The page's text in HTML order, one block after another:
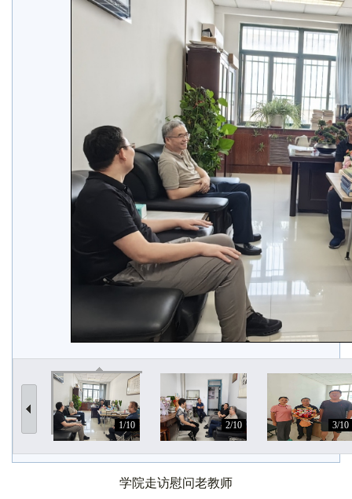
1/10 2/10 3/10
学院走访慰问老教师